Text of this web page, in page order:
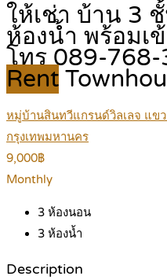
ให้เช่า บ้าน 3
ห้องน้ำ พร้อมเ
โทร 089-
Rent
หมู่บ้านสินทวีแกรนด์วิลเลจ แข
กรุงเทพมหานคร
9,000฿
Monthly
3 ห้องนอน
3 ห้องน้ำ
Description